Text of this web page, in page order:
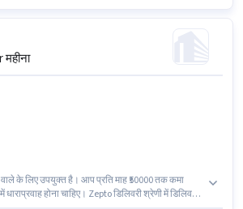
वाले के लिए उपयुक्त है। आप प्रति माह ₹50000 तक कमा
होना चाहिए। Zepto डिलिवरी श्रेणी में डिलिवरी